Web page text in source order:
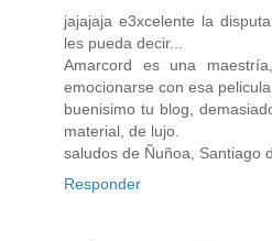
jajajaja e3xcelente la
les pueda decir...
Amarcord es una
emocionarse con esa pelicula
buenisimo tu blog,
material, de lujo.
saludos de Ñuñoa, Santiago
Responder